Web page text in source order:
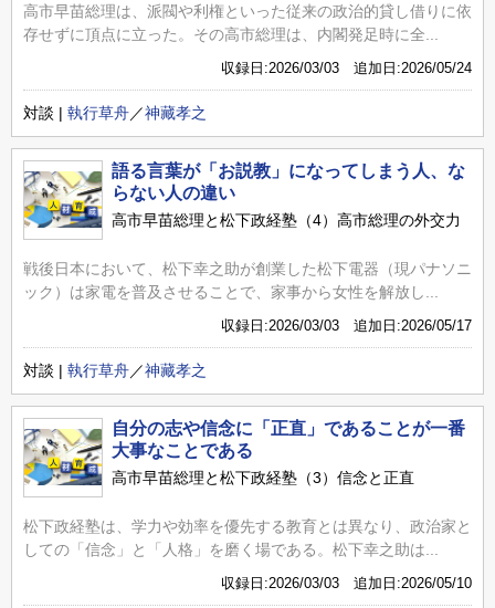
高市早苗総理は、派閥や利権といった従来の政治的貸し借りに依
存せずに頂点に立った。その高市総理は、内閣発足時に全...
収録日:2026/03/03 追加日:2026/05/24
対談 | 執行草舟／神藏孝之
語る言葉が「お説教」になってしまう人、な
らない人の違い
高市早苗総理と松下政経塾（4）高市総理の外交力
戦後日本において、松下幸之助が創業した松下電器（現パナソニ
ック）は家電を普及させることで、家事から女性を解放し...
収録日:2026/03/03 追加日:2026/05/17
対談 | 執行草舟／神藏孝之
自分の志や信念に「正直」であることが一番
大事なことである
高市早苗総理と松下政経塾（3）信念と正直
松下政経塾は、学力や効率を優先する教育とは異なり、政治家と
しての「信念」と「人格」を磨く場である。松下幸之助は...
収録日:2026/03/03 追加日:2026/05/10